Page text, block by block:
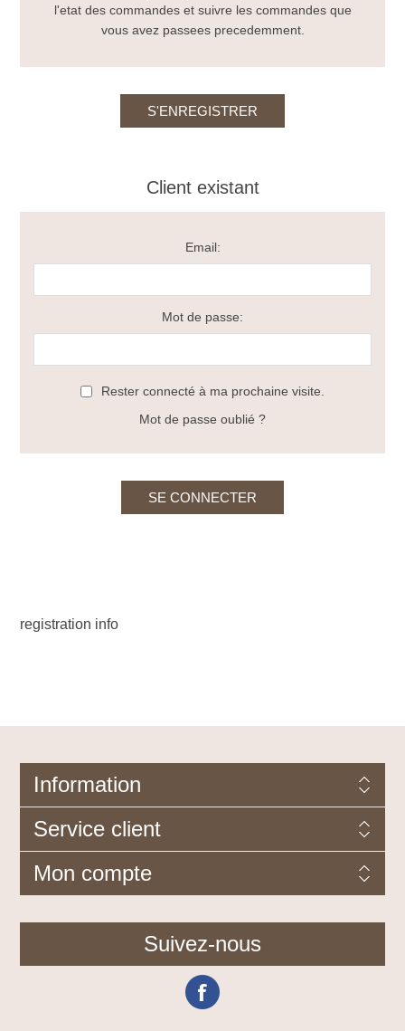
l'etat des commandes et suivre les commandes que
vous avez passees precedemment.
Client existant
Email:
Mot de passe:
Rester connecté à ma prochaine visite.
Mot de passe oublié ?
registration info
Information
Service client
Mon compte
Suivez-nous